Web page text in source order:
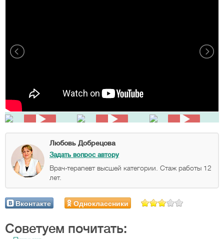
Любовь Добрецова
Задать вопрос автору
Врач-терапевт высшей категории. Стаж работы 12
лет.
Вконтакте Одноклассники
Советуем почитать: